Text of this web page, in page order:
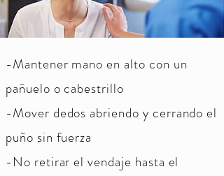
-Mantener mano en alto con un
pañuelo o cabestrillo
-Mover dedos abriendo y cerrando el
puño sin fuerza
-No retirar el vendaje hasta el